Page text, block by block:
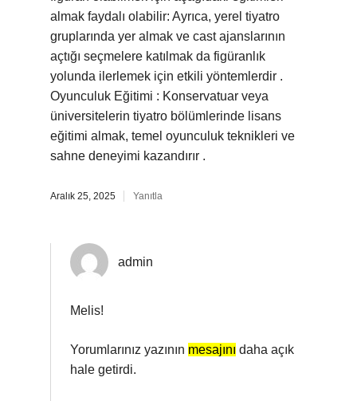
almak faydalı olabilir: Ayrıca, yerel tiyatro
gruplarında yer almak ve cast ajanslarının
açtığı seçmelere katılmak da figüranlık
yolunda ilerlemek için etkili yöntemlerdir .
Oyunculuk Eğitimi : Konservatuar veya
üniversitelerin tiyatro bölümlerinde lisans
eğitimi almak, temel oyunculuk teknikleri ve
sahne deneyimi kazandırır .
Aralık 25, 2025 Yanıtla
admin
Melis!
Yorumlarınız yazının mesajını daha açık
hale getirdi.